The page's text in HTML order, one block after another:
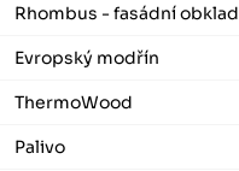
Rhombus - fasádní obklad
Evropský modřín
ThermoWood
Palivo